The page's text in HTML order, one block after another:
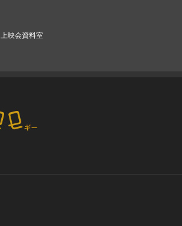
上映会資料室